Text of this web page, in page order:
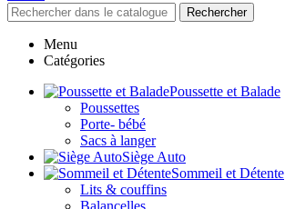
Rechercher
Menu
Catégories
Poussette et Balade
Poussettes
Porte- bébé
Sacs à langer
Siège Auto
Sommeil et Détente
Lits & couffins